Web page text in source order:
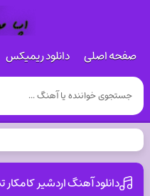
صفحه اصلی دانلود ریمیکس
دانلود آهنگ اردشیر کامکار